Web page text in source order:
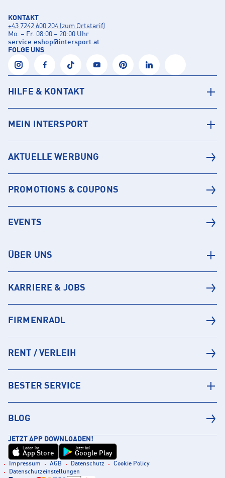
KONTAKT
+43 7242 600 204 (zum Ortstarif)
Mo. – Fr. 08:00 – 20:00 Uhr
service.eshop@intersport.at
FOLGE UNS
HILFE & KONTAKT
MEIN INTERSPORT
AKTUELLE WERBUNG
PROMOTIONS & COUPONS
EVENTS
ÜBER UNS
KARRIERE & JOBS
FIRMENRADL
RENT / VERLEIH
BESTER SERVICE
BLOG
JETZT APP DOWNLOADEN!
Laden im
App Store
Jetzt bei
Google Play
Impressum AGB Datenschutz
Cookie Policy
Datenschutzeinstellungen